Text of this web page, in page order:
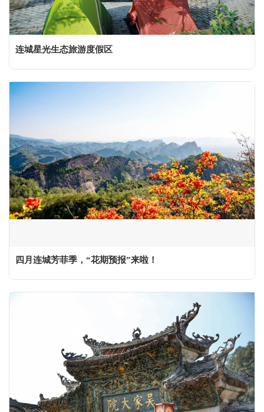
连城星光生态旅游度假区
四月连城芳菲季，“花期预报”来啦！